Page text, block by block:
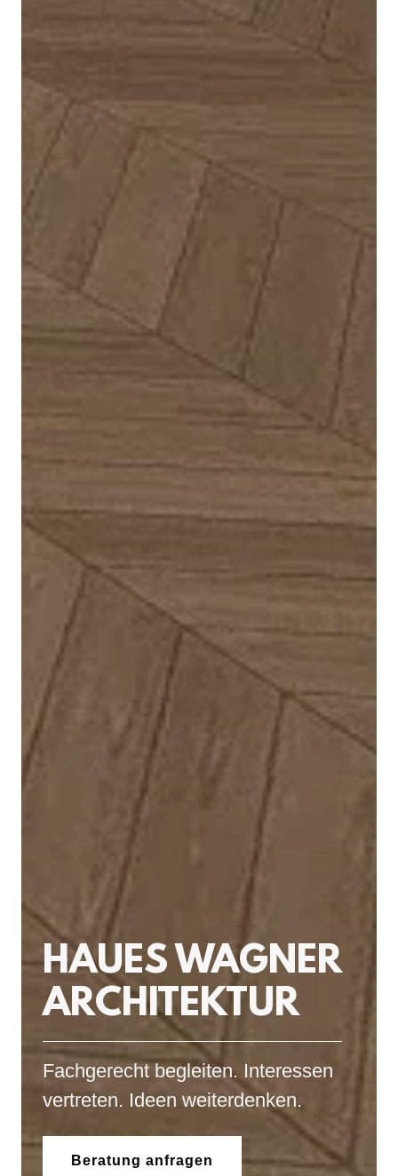
HAUES WAGNER
ARCHITEKTUR
Fachgerecht begleiten. Interessen
vertreten. Ideen weiterdenken.
Beratung anfragen